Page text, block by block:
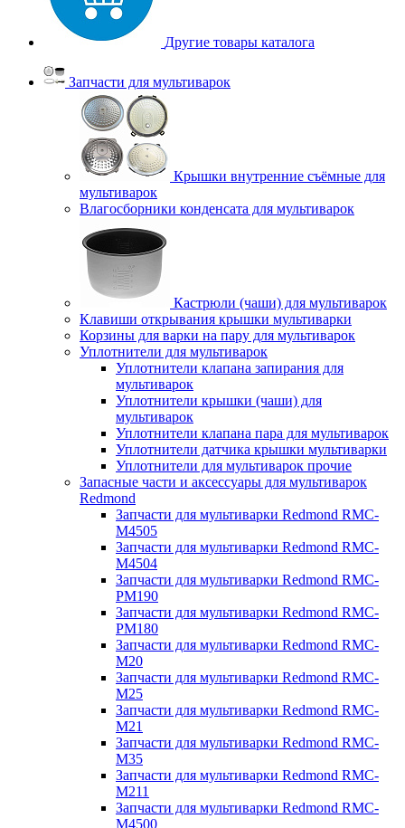
Другие товары каталога
Запчасти для мультиварок
Крышки внутренние съёмные для
мультиварок
Влагосборники конденсата для мультиварок
Кастрюли (чаши) для мультиварок
Клавиши открывания крышки мультиварки
Корзины для варки на пару для мультиварок
Уплотнители для мультиварок
Уплотнители клапана запирания для
мультиварок
Уплотнители крышки (чаши) для
мультиварок
Уплотнители клапана пара для мультиварок
Уплотнители датчика крышки мультиварки
Уплотнители для мультиварок прочие
Запасные части и аксессуары для мультиварок
Redmond
Запчасти для мультиварки Redmond RMC-
M4505
Запчасти для мультиварки Redmond RMC-
M4504
Запчасти для мультиварки Redmond RMC-
PM190
Запчасти для мультиварки Redmond RMC-
PM180
Запчасти для мультиварки Redmond RMC-
M20
Запчасти для мультиварки Redmond RMC-
M25
Запчасти для мультиварки Redmond RMC-
M21
Запчасти для мультиварки Redmond RMC-
M35
Запчасти для мультиварки Redmond RMC-
M211
Запчасти для мультиварки Redmond RMC-
M4500